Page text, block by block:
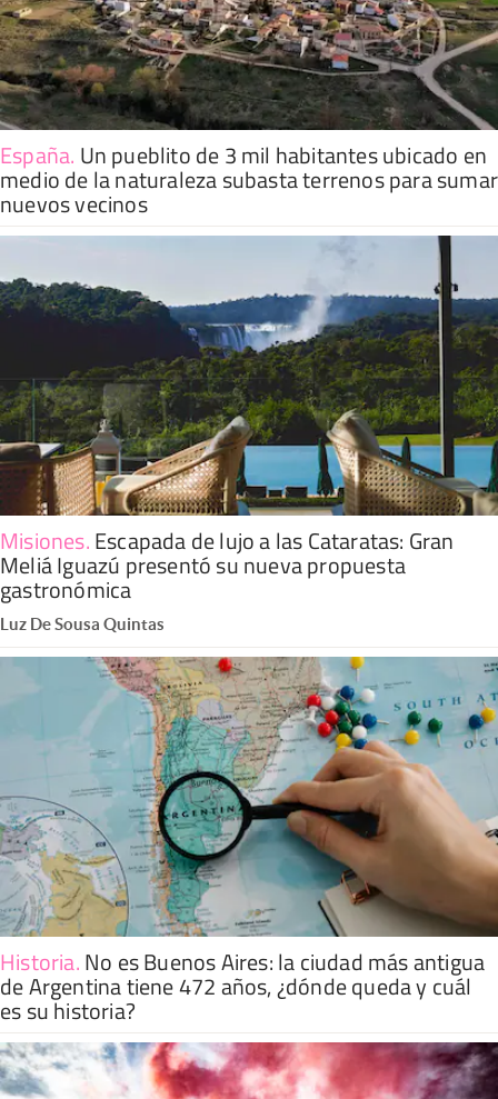
España. Un pueblito de 3 mil habitantes ubicado en
medio de la naturaleza subasta terrenos para sumar
nuevos vecinos
Misiones.Escapada de lujo a las Cataratas: Gran
Meliá Iguazú presentó su nueva propuesta
gastronómica
Luz De Sousa Quintas
Historia.No es Buenos Aires: la ciudad más antigua
de Argentina tiene 472 años, ¿dónde queda y cuál
es su historia?